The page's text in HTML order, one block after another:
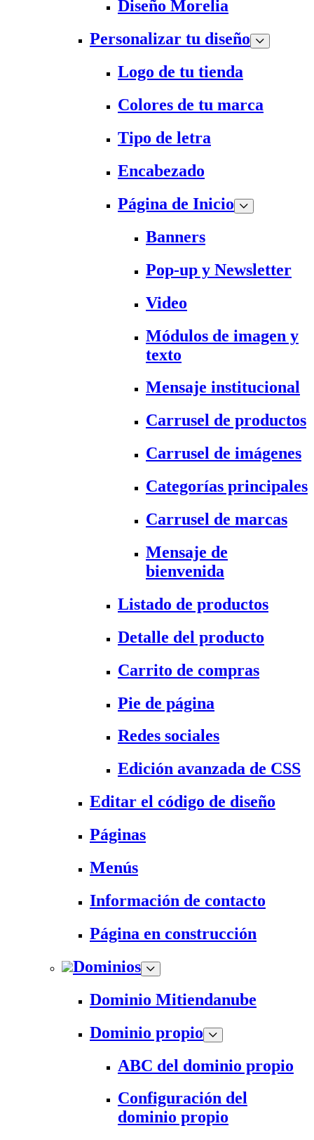
Diseño Morelia
Personalizar tu diseño
Logo de tu tienda
Colores de tu marca
Tipo de letra
Encabezado
Página de Inicio
Banners
Pop-up y Newsletter
Video
Módulos de imagen y
texto
Mensaje institucional
Carrusel de productos
Carrusel de imágenes
Categorías principales
Carrusel de marcas
Mensaje de
bienvenida
Listado de productos
Detalle del producto
Carrito de compras
Pie de página
Redes sociales
Edición avanzada de CSS
Editar el código de diseño
Páginas
Menús
Información de contacto
Página en construcción
Dominios
Dominio Mitiendanube
Dominio propio
ABC del dominio propio
Configuración del
dominio propio